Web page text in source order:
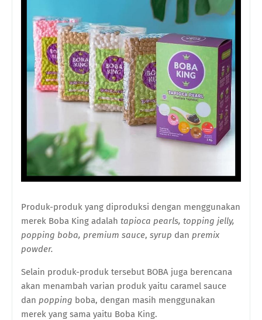
Produk-produk yang diproduksi dengan menggunakan
merek Boba King adalah tapioca pearls, topping jelly,
popping boba, premium sauce, syrup dan premix
powder.
Selain produk-produk tersebut BOBA juga berencana
akan menambah varian produk yaitu caramel sauce
dan popping boba, dengan masih menggunakan
merek yang sama yaitu Boba King.